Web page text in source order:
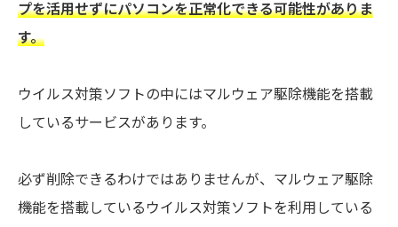
プを活用せずにパソコンを正常化できる可能性がありま
す。
ウイルス対策ソフトの中にはマルウェア駆除機能を搭載
しているサービスがあります。
必ず削除できるわけではありませんが、マルウェア駆除
機能を搭載しているウイルス対策ソフトを利用している